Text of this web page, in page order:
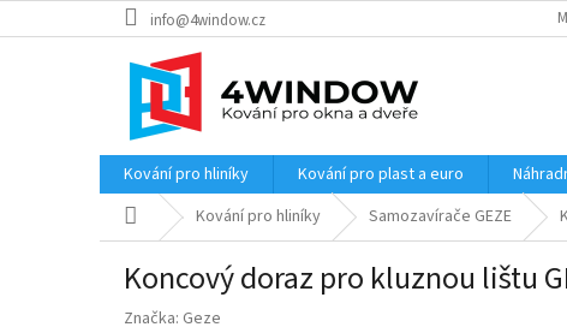
na
info@4window.cz
Kování pro hliníky Kování pro plast a euro
Domů Kování pro hliníky Samozavírače GEZE
Koncový doraz pro kluznou lištu
Značka: Geze